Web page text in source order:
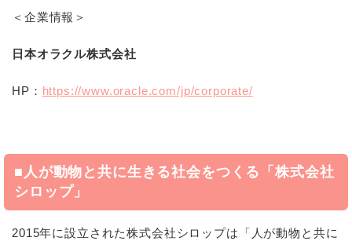
＜企業情報＞
日本オラクル株式会社
HP ： https://www.oracle.com/jp/corporate/
■人が動物と共に生きる社会をつくる「株式会社
シロップ」
2015年に設立された株式会社シロップは「人が動物と共に